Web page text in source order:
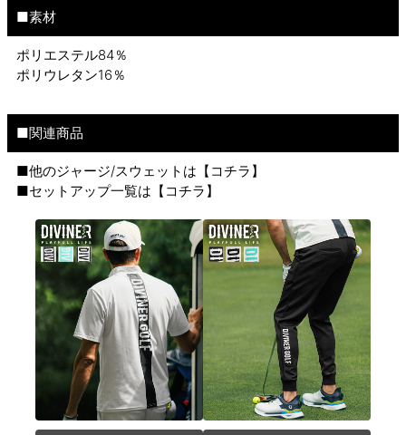
■素材
ポリエステル84％
ポリウレタン16％
■関連商品
■他のジャージ/スウェットは【 コチラ 】
■セットアップ一覧は【 コチラ 】